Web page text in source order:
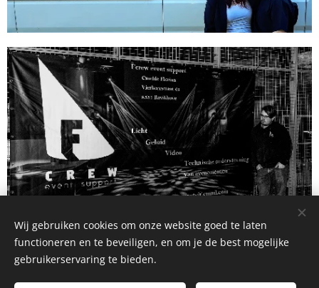
©2026Fcrew event support
Wij gebruiken cookies om onze website goed te laten
functioneren en te beveiligen, en om je de best mogelijke
gebruikerservaring te bieden.